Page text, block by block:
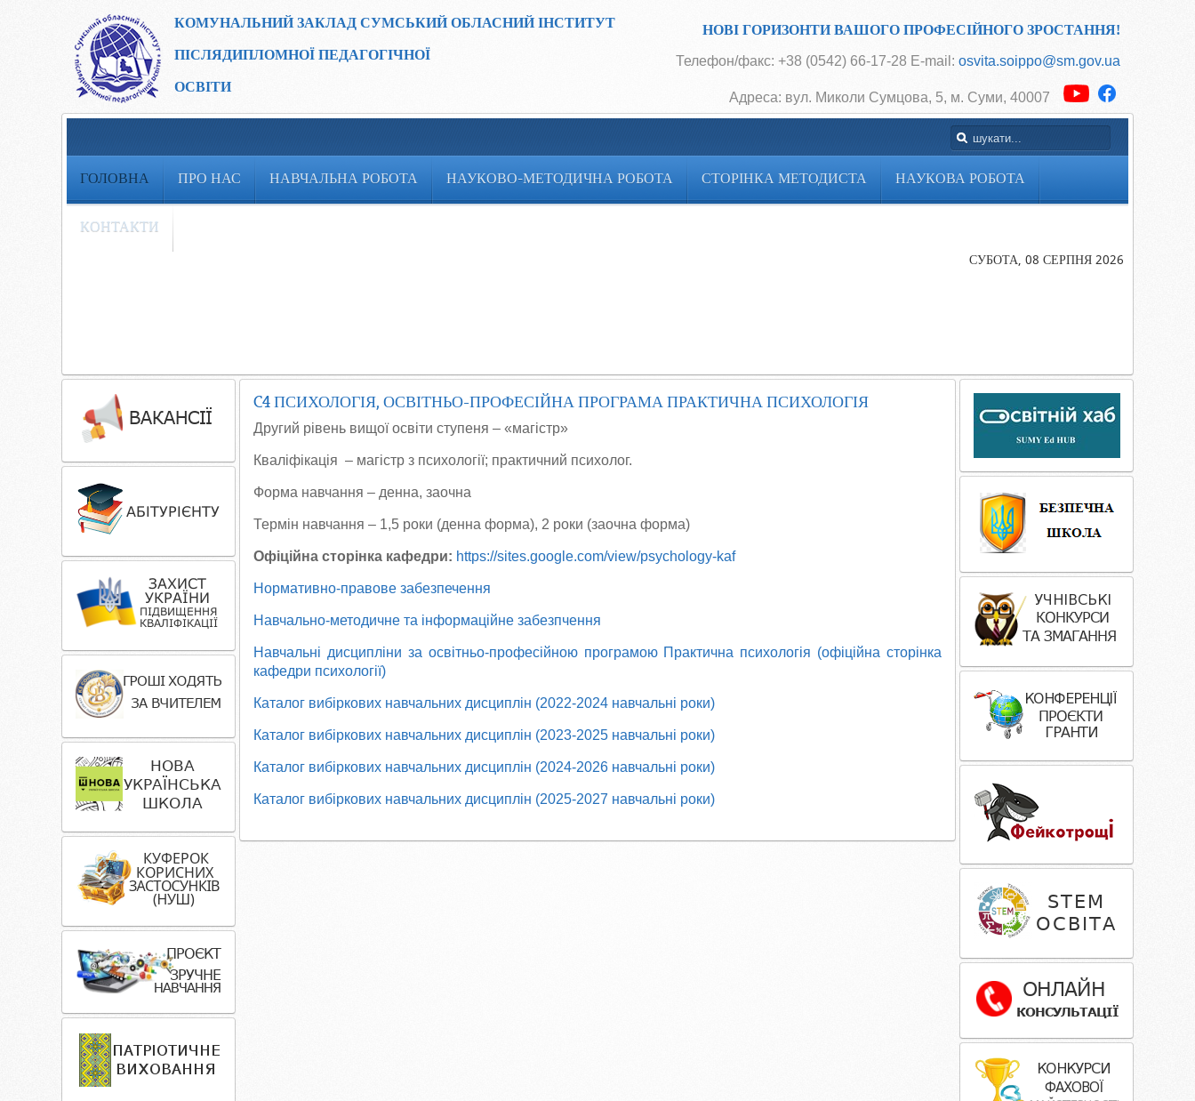
КОМУНАЛЬНИЙ ЗАКЛАД СУМСЬКИЙ ОБЛАСНИЙ ІНСТИТУТ
ПІСЛЯДИПЛОМНОЇ ПЕДАГОГІЧНОЇ
ОСВІТИ
НОВІ ГОРИЗОНТИ ВАШОГО ПРОФЕСІЙНОГО ЗРОСТАННЯ!
Телефон/факс: +38 (0542) 66-17-28 E-mail: osvita.soippo@sm.gov.ua
Адреса: вул. Миколи Сумцова, 5, м. Суми, 40007
ГОЛОВНА ПРО НАС НАВЧАЛЬНА РОБОТА НАУКОВО-МЕТОДИЧНА РОБОТА СТОРІНКА МЕТОДИСТА НАУКОВА РОБОТА
КОНТАКТИ
СУБОТА, 08 СЕРПНЯ 2026
C4 ПСИХОЛОГІЯ, ОСВІТНЬО-ПРОФЕСІЙНА ПРОГРАМА ПРАКТИЧНА ПСИХОЛОГІЯ
Другий рівень вищої освіти ступеня – «магістр»
Кваліфікація ­ – магістр з психології; практичний психолог.
Форма навчання – денна, заочна
Термін навчання – 1,5 роки (денна форма), 2 роки (заочна форма)
Офіційна сторінка кафедри: https://sites.google.com/view/psychology-kaf
Нормативно-правове забезпечення
Навчально-методичне та інформаційне забезпчення
Навчальні дисципліни за освітньо-професійною програмою Практична психологія (офіційна сторінка
кафедри психології)
Каталог вибіркових навчальних дисциплін (2022-2024 навчальні роки)
Каталог вибіркових навчальних дисциплін (2023-2025 навчальні роки)
Каталог вибіркових навчальних дисциплін (2024-2026 навчальні роки)
Каталог вибіркових навчальних дисциплін (2025-2027 навчальні роки)